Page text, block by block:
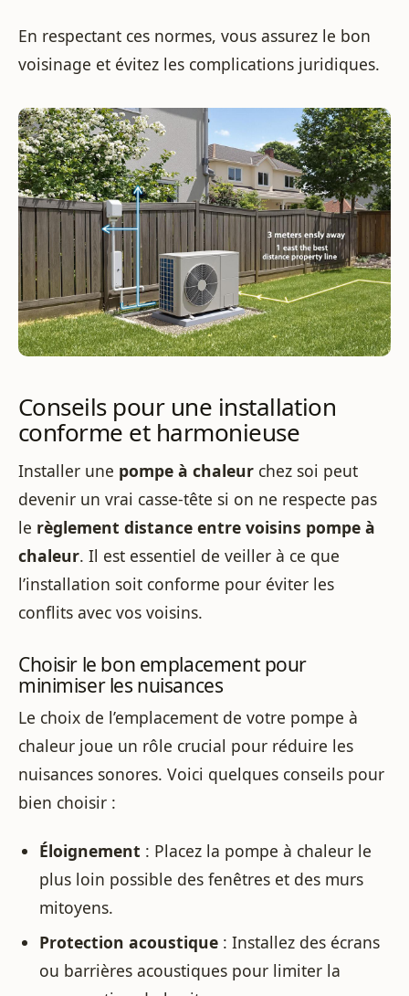
En respectant ces normes, vous assurez le bon
voisinage et évitez les complications juridiques.
Conseils pour une installation
conforme et harmonieuse
Installer une pompe à chaleur chez soi peut
devenir un vrai casse-tête si on ne respecte pas
le règlement distance entre voisins pompe à
chaleur. Il est essentiel de veiller à ce que
l’installation soit conforme pour éviter les
conflits avec vos voisins.
Choisir le bon emplacement pour
minimiser les nuisances
Le choix de l’emplacement de votre pompe à
chaleur joue un rôle crucial pour réduire les
nuisances sonores. Voici quelques conseils pour
bien choisir :
Éloignement : Placez la pompe à chaleur le
plus loin possible des fenêtres et des murs
mitoyens.
Protection acoustique: Installez des écrans
ou barrières acoustiques pour limiter la